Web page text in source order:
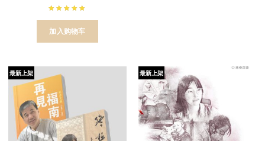
加入购物车
最新上架 最新上架